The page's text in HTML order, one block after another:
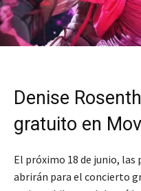
Denise
gratuito en
El próximo 18 de junio, las
abrirán para el concierto